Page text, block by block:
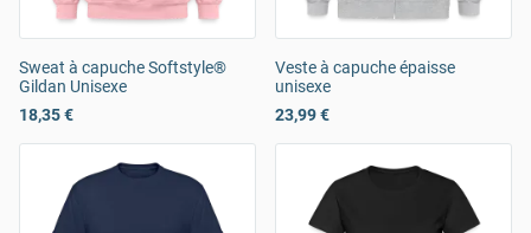
Sweat à capuche Softstyle®
Gildan Unisexe
18,35 €
Veste à capuche épaisse
unisexe
23,99 €